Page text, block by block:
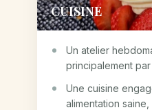
CUISINE
Un atelier
principalement
Une cuisine
alimentation